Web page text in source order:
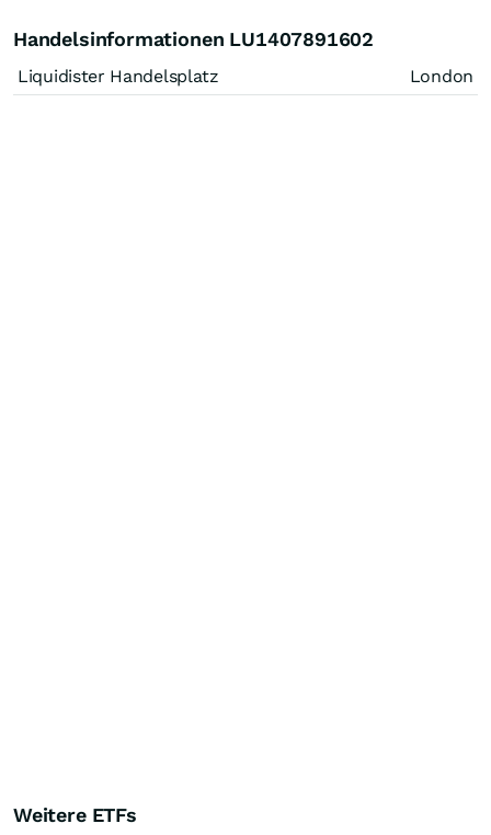
Handelsinformationen LU1407891602
Liquidister Handelsplatz London
Weitere ETFs